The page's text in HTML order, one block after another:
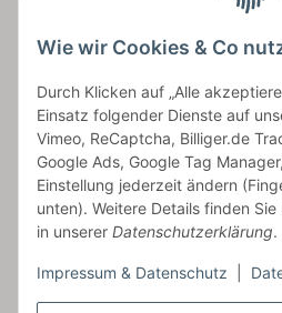
Wie wir Cookies & Co
Durch Klicken auf „Alle
Einsatz folgender Dienste auf
Vimeo, ReCaptcha, Billiger.de
Google Ads, Google Tag
Einstellung jederzeit ändern
unten). Weitere Details finden Sie
in unserer Datenschutzerklärung.
Impressum & Datenschutz
Artikelinformationen
Frieslandstr. 44 | 26446 Reepsholt
Fon 04468-9479855-0 | Fax -9